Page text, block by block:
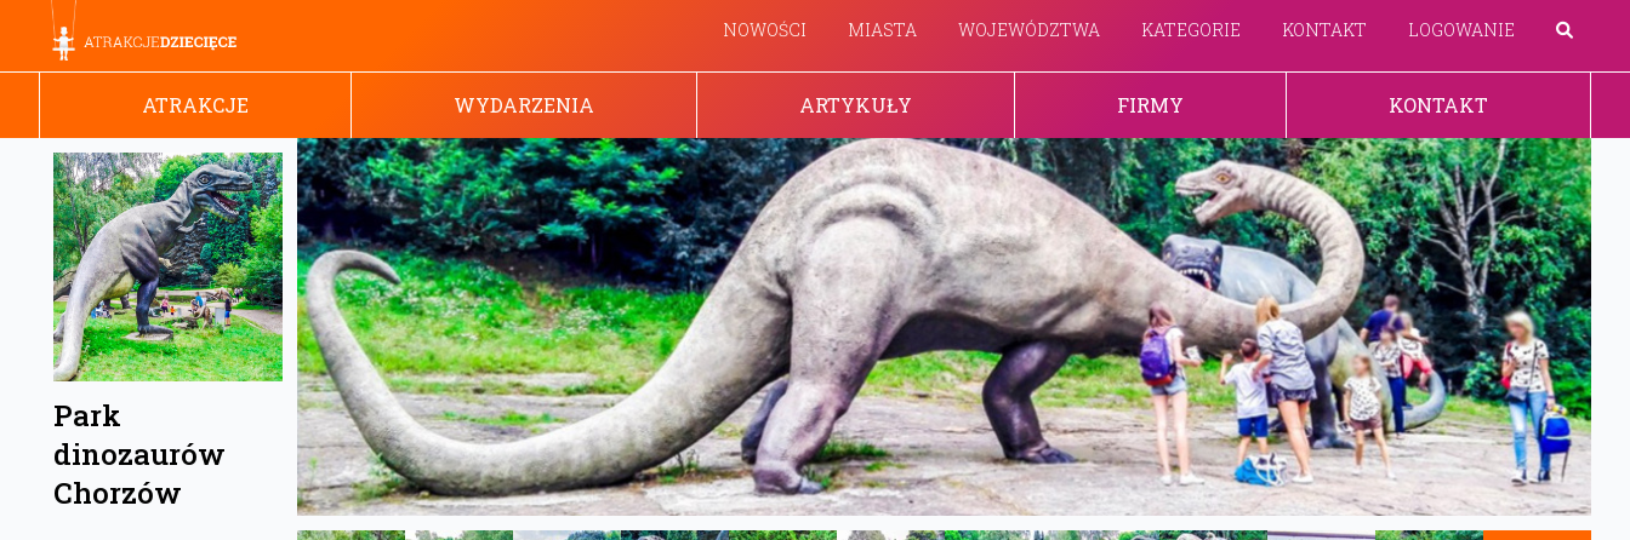
NOWOŚCI MIASTA WOJEWÓDZTWA KATEGORIE KONTAKT LOGOWANIE
ATRAKCJE WYDARZENIA ARTYKUŁY FIRMY KONTAKT
Park
dinozaurów
Chorzów